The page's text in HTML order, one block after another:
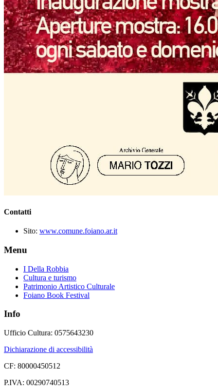
Contatti
Sito: www.comune.foiano.ar.it
Menu
I Della Robbia
Cultura e turismo
Patrimonio Artistico Culturale
Foiano Book Festival
Info
Ufficio Cultura: 0575643230
Dichiarazione di accessibilità
CF: 80000450512
P.IVA: 00290740513